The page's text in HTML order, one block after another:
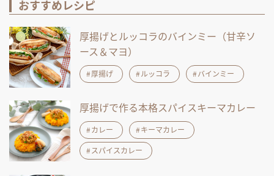
おすすめレシピ
厚揚げとルッコラのバインミー（甘辛ソ
ース＆マヨ）
厚揚げ ルッコラ バインミー
厚揚げで作る本格スパイスキーマカレー
カレー
キーマカレー
スパイスカレー